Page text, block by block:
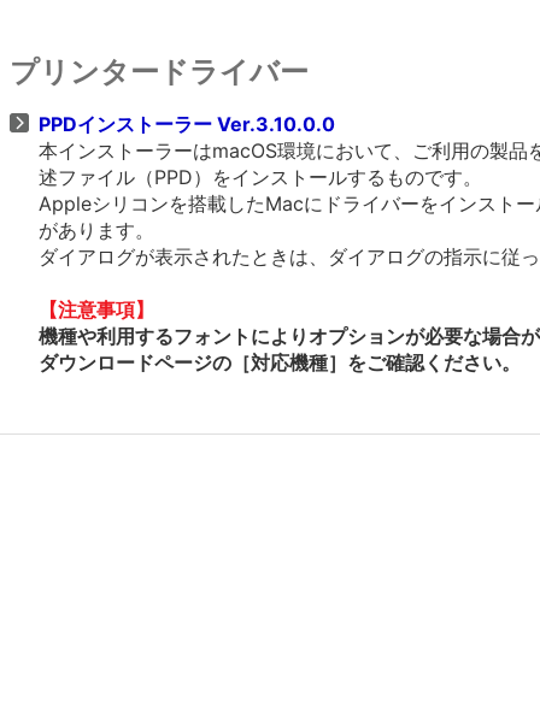
プリンタードライバー
PPDインストーラー Ver.3.10.0.0
本インストーラーはmacOS環境において、ご利用の製
述ファイル（PPD）をインストールするものです。
Appleシリコンを搭載したMacにドライバーをインスト
があります。
ダイアログが表示されたときは、ダイアログの指示に従
【注意事項】
機種や利用するフォントによりオプションが必要な場合
ダウンロードページの［対応機種］をご確認ください。